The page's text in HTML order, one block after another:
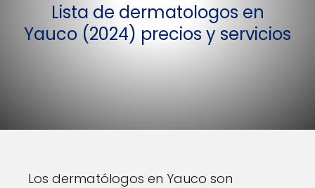
Lista de dermatologos en
Yauco (2024) precios y servicios
Los dermatólogos en Yauco son